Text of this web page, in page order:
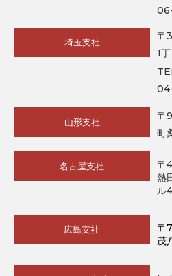
埼玉支社
〒
1
山形支社
〒
町
名古屋支社
〒
熱
ル
広島支社
〒
茂